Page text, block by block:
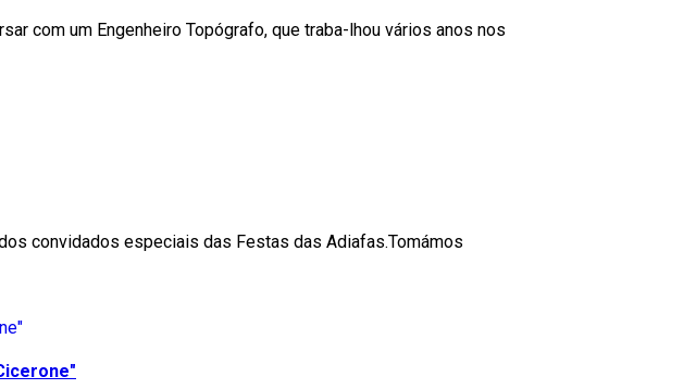
com um Engenheiro Topógrafo, que traba-lhou vários anos nos
convidados especiais das Festas das Adiafas.Tomámos